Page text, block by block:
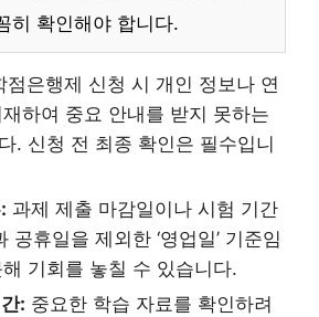
히 확인해야 합니다.
점은행제 신청 시 개인 정보나 연
하여 중요 안내를 받지 못하는
. 신청 전 최종 확인은 필수입니
과제 제출 마감일이나 시험 기간
공휴일을 제외한 ‘영업일’ 기준임
기회를 놓칠 수 있습니다.
: 중요한 학습 자료를 확인하려